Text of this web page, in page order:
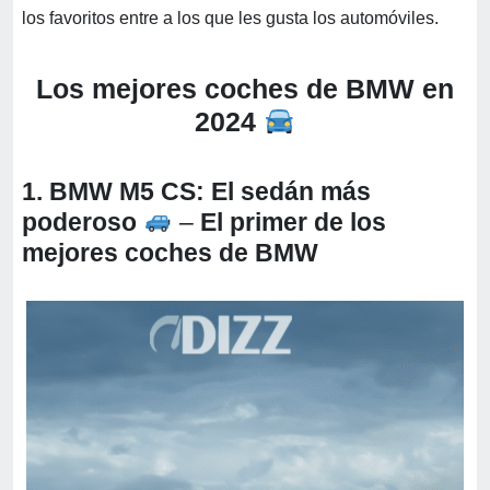
los favoritos entre a los que les gusta los automóviles.
Los mejores coches de BMW en
2024
1. BMW M5 CS: El sedán más
poderoso
–El primer de los
mejores coches de BMW